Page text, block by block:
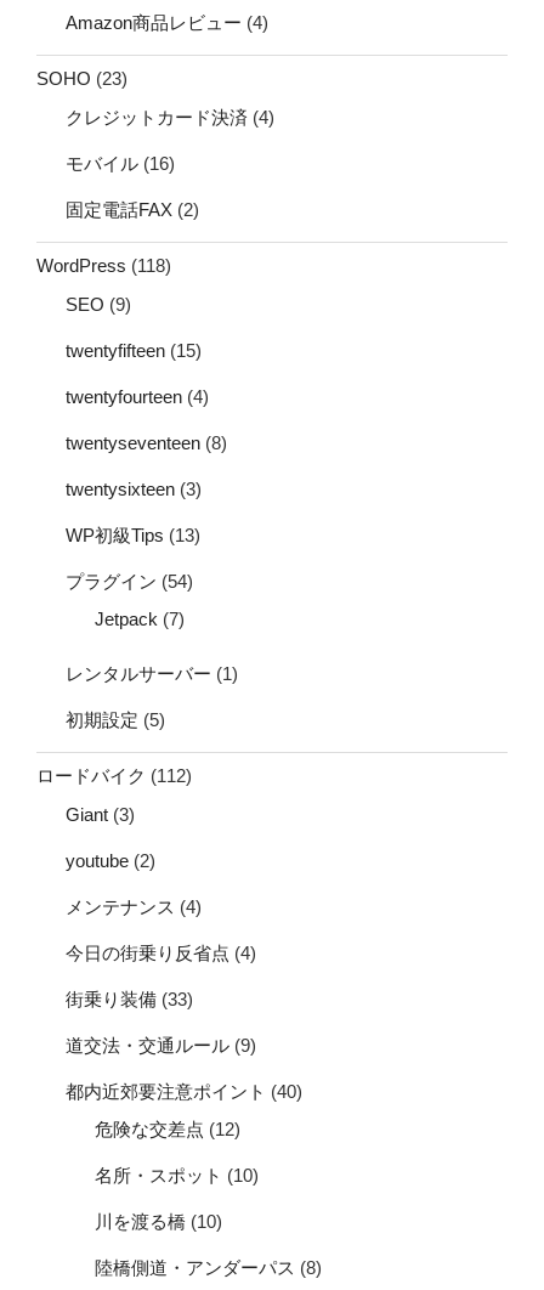
Amazon商品レビュー (4)
SOHO (23)
クレジットカード決済 (4)
モバイル (16)
固定電話FAX (2)
WordPress (118)
SEO (9)
twentyfifteen (15)
twentyfourteen (4)
twentyseventeen (8)
twentysixteen (3)
WP初級Tips (13)
プラグイン (54)
Jetpack (7)
レンタルサーバー (1)
初期設定 (5)
ロードバイク (112)
Giant (3)
youtube (2)
メンテナンス (4)
今日の街乗り反省点 (4)
街乗り装備 (33)
道交法・交通ルール (9)
都内近郊要注意ポイント (40)
危険な交差点 (12)
名所・スポット (10)
川を渡る橋 (10)
陸橋側道・アンダーパス (8)